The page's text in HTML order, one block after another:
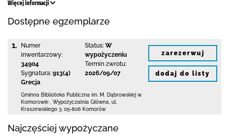
Więcej informacji
Dostępne egzemplarze
1.
Numer
inwentarzowy:
34904
Sygnatura: 913(4)
Grecja
Status: W
wypożyczeniu
Termin zwrotu:
2026/09/07
Gminna Biblioteka Publiczna im. M. Dąbrowskiej w
Komorowie
Wypożyczalnia Główna, ul.
Kraszewskiego 3 05-806 Komorów
zarezerwuj
dodaj do listy
Najczęściej wypożyczane